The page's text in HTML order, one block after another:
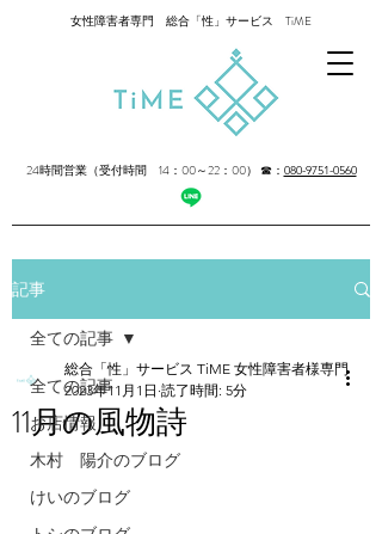
女性障害者専門 総合「性」サービス TiME
24時間営業（受付時間 14：00～22：00） ☎： 080-9751-0560
記事
全ての記事
お店情報
木村 陽介のブログ
けいのブログ
全ての記事
11月の風物詩
総合「性」サービス TiME 女性障害者様専門
2023年11月1日 読了時間: 5分